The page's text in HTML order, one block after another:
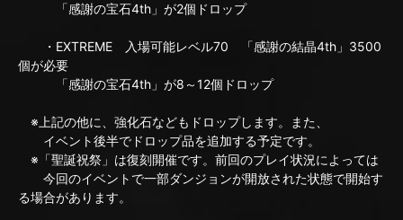
「感謝の宝石4th」が2個ドロップ
・EXTREME 入場可能レベル70 「感謝の結晶4th」3500
個が必要
「感謝の宝石4th」が8～12個ドロップ
※上記の他に、強化石などもドロップします。また、
イベント後半でドロップ品を追加する予定です。
※「聖誕祝祭」は復刻開催です。前回のプレイ状況によっては
今回のイベントで一部ダンジョンが開放された状態で開始す
る場合があります。